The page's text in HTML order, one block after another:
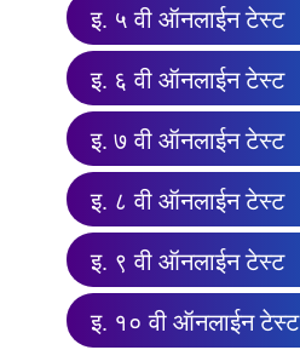
इ. ५ वी ऑनलाईन टेस्ट
इ. ६ वी ऑनलाईन टेस्ट
इ. ७ वी ऑनलाईन टेस्ट
इ. ८ वी ऑनलाईन टेस्ट
इ. ९ वी ऑनलाईन टेस्ट
इ. १० वी ऑनलाईन टेस्ट